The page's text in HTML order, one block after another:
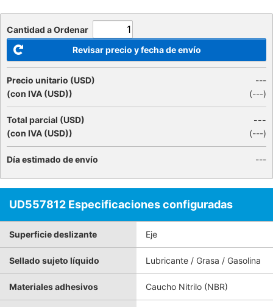
Cantidad a Ordenar
Revisar precio y fecha de envío
Precio unitario (USD)
(con IVA (USD))
---
(---)
Total parcial (USD)
(con IVA (USD))
---
(---)
Día estimado de envío ---
UD557812 Especificaciones configuradas
Superficie deslizante Eje
Sellado sujeto líquido Lubricante / Grasa / Gasolina
Materiales adhesivos Caucho Nitrilo (NBR)